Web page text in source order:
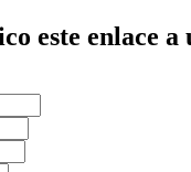
este enlace a